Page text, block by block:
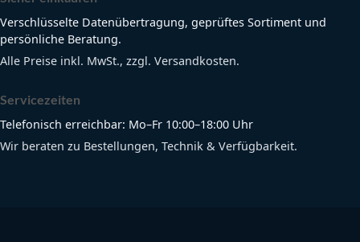
Verschlüsselte Datenübertragung, geprüftes Sortiment und
persönliche Beratung.
Alle Preise inkl. MwSt., zzgl. Versandkosten.
Servicezeiten
Telefonisch erreichbar: Mo–Fr 10:00–18:00 Uhr
Wir beraten zu Bestellungen, Technik & Verfügbarkeit.